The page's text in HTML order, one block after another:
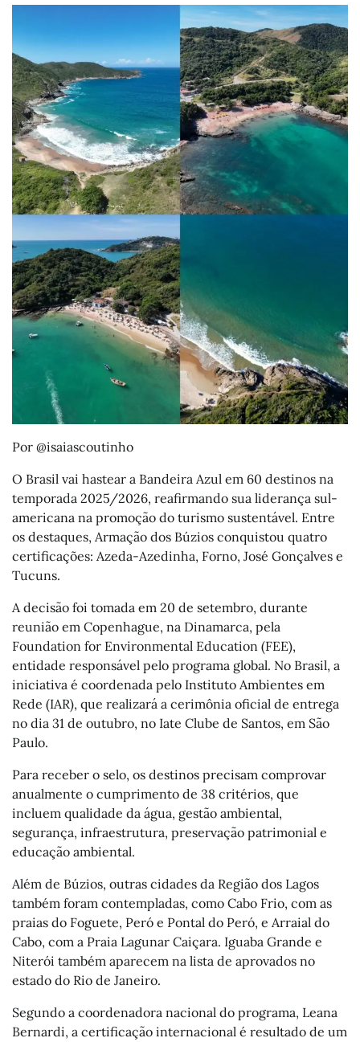
Por @isaiascoutinho
O Brasil vai hastear a Bandeira Azul em 60 destinos na
temporada 2025/2026, reafirmando sua liderança sul-
americana na promoção do turismo sustentável. Entre
os destaques, Armação dos Búzios conquistou quatro
certificações: Azeda-Azedinha, Forno, José Gonçalves e
Tucuns.
A decisão foi tomada em 20 de setembro, durante
reunião em Copenhague, na Dinamarca, pela
Foundation for Environmental Education (FEE),
entidade responsável pelo programa global. No Brasil, a
iniciativa é coordenada pelo Instituto Ambientes em
Rede (IAR), que realizará a cerimônia oficial de entrega
no dia 31 de outubro, no Iate Clube de Santos, em São
Paulo.
Para receber o selo, os destinos precisam comprovar
anualmente o cumprimento de 38 critérios, que
incluem qualidade da água, gestão ambiental,
segurança, infraestrutura, preservação patrimonial e
educação ambiental.
Além de Búzios, outras cidades da Região dos Lagos
também foram contempladas, como Cabo Frio, com as
praias do Foguete, Peró e Pontal do Peró, e Arraial do
Cabo, com a Praia Lagunar Caiçara. Iguaba Grande e
Niterói também aparecem na lista de aprovados no
estado do Rio de Janeiro.
Segundo a coordenadora nacional do programa, Leana
Bernardi, a certificação internacional é resultado de um